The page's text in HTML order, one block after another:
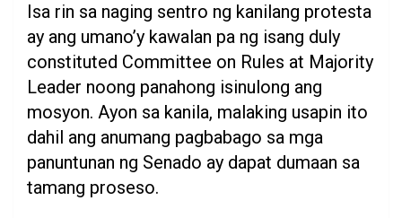
Isa rin sa naging sentro ng kanilang protesta
ay ang umano’y kawalan pa ng isang duly
constituted Committee on Rules at Majority
Leader noong panahong isinulong ang
mosyon. Ayon sa kanila, malaking usapin ito
dahil ang anumang pagbabago sa mga
panuntunan ng Senado ay dapat dumaan sa
tamang proseso.